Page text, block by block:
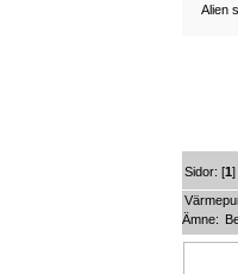
Alien
Sidor: [1
Ämne: